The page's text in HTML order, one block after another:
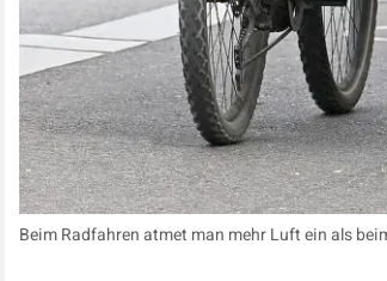
Beim Radfahren atmet man mehr Luft ein als